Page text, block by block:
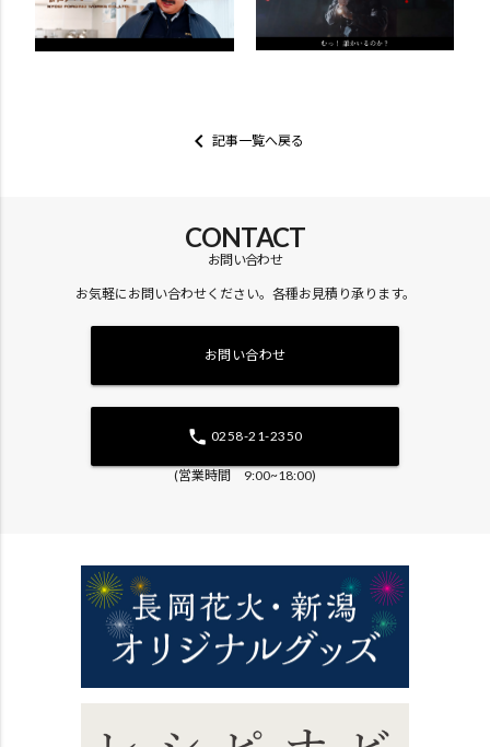
keyboard_arrow_left 記事一覧へ戻る
CONTACT
お問い合わせ
お気軽にお問い合わせください。各種お見積り承ります。
お問い合わせ
phone 0258-21-2350
(営業時間 9:00~18:00)